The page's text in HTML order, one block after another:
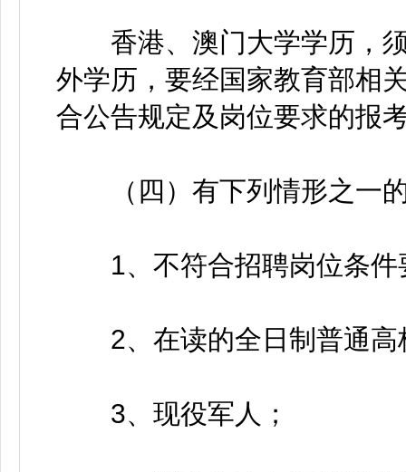
香港、澳门大学学历，须
外学历，要经国家教育部相
合公告规定及岗位要求的报
（四）有下列情形之一的
1、不符合招聘岗位条件
2、在读的全日制普通高
3、现役军人；